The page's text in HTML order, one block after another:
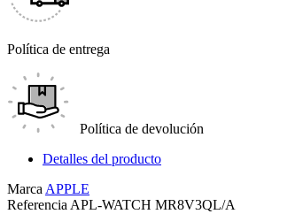
Política de entrega
Política de devolución
Detalles del producto
MarcaAPPLE
ReferenciaAPL-WATCH MR8V3QL/A